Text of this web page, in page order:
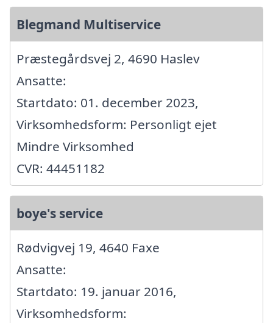
Blegmand Multiservice
Præstegårdsvej 2, 4690 Haslev
Ansatte:
Startdato: 01. december 2023,
Virksomhedsform: Personligt ejet
Mindre Virksomhed
CVR: 44451182
boye's service
Rødvigvej 19, 4640 Faxe
Ansatte:
Startdato: 19. januar 2016,
Virksomhedsform: